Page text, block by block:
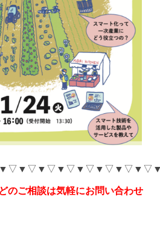
のご相談は気軽にお問い合わせ